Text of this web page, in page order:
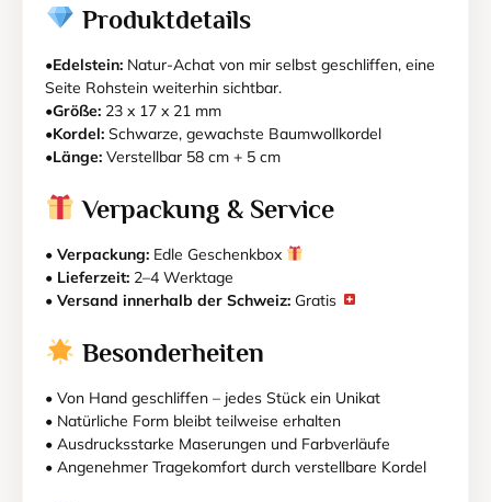
Produktdetails
•Edelstein: Natur-Achat von mir selbst geschliffen, eine
Seite Rohstein weiterhin sichtbar.
•Größe: 23 x 17 x 21 mm
•Kordel: Schwarze, gewachste Baumwollkordel
•Länge: Verstellbar 58 cm + 5 cm
Verpackung & Service
• Verpackung: Edle Geschenkbox
• Lieferzeit: 2–4 Werktage
• Versand innerhalb der Schweiz: Gratis
Besonderheiten
• Von Hand geschliffen – jedes Stück ein Unikat
• Natürliche Form bleibt teilweise erhalten
• Ausdrucksstarke Maserungen und Farbverläufe
• Angenehmer Tragekomfort durch verstellbare Kordel